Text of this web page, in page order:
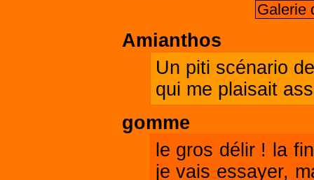
Galerie
Amianthos
Un piti scénario
qui me plaisait
gomme
le gros délir ! la
je vais essayer,